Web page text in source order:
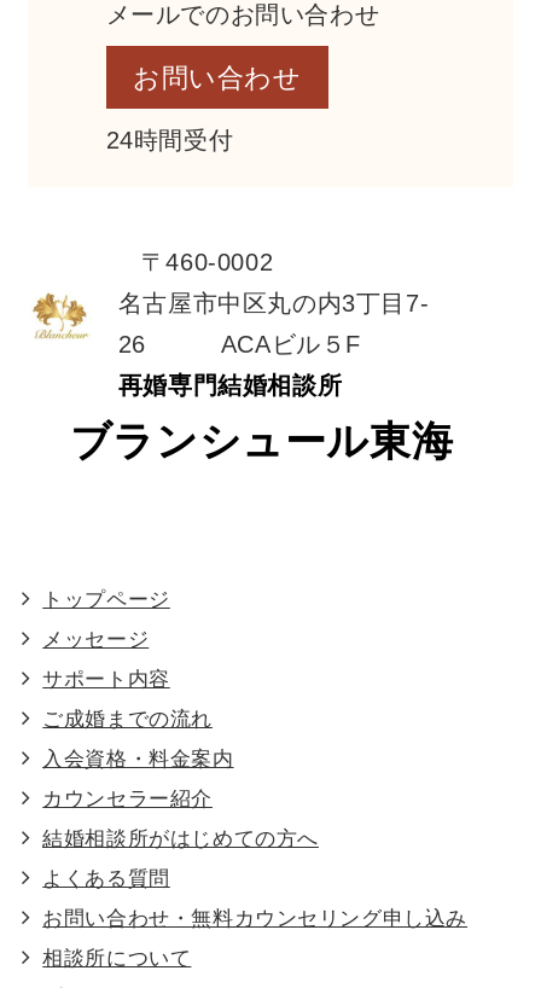
メールでのお問い合わせ
お問い合わせ
24時間受付
〒460-0002
名古屋市中区丸の内3丁目7-
26 ACAビル５F
再婚専門結婚相談所
ブランシュール東海
トップページ
メッセージ
サポート内容
ご成婚までの流れ
入会資格・料金案内
カウンセラー紹介
結婚相談所がはじめての方へ
よくある質問
お問い合わせ・無料カウンセリング申し込み
相談所について